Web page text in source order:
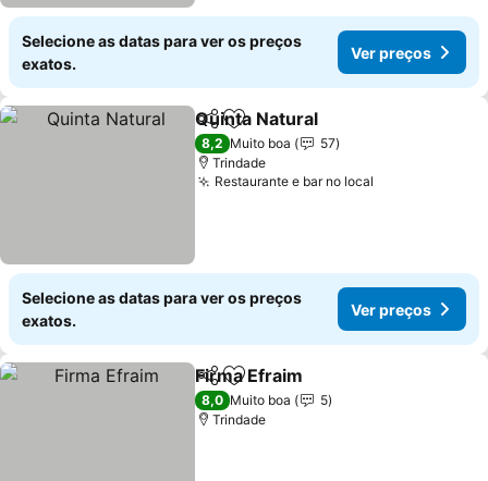
Selecione as datas para ver os preços
exatos.
Ver preços
PartilharAdicionar aos favoritos
Quinta Natural
8,2 Muito boa
57
Trindade
Restaurante e bar no local
Selecione as datas para ver os preços
exatos.
Ver preços
PartilharAdicionar aos favoritos
Firma Efraim
8,0 Muito boa
5
Trindade